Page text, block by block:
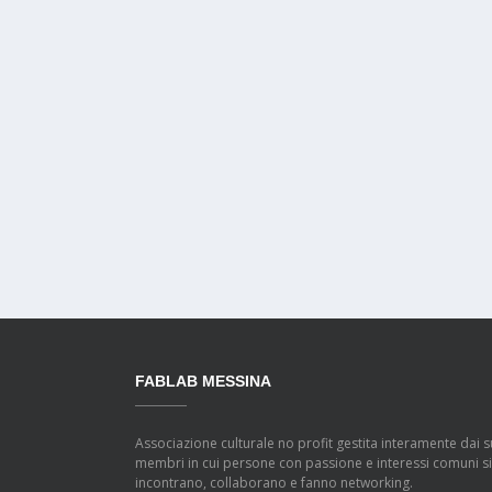
FABLAB MESSINA
Associazione culturale no profit gestita interamente dai
membri in cui persone con passione e interessi comuni si
incontrano, collaborano e fanno networking.